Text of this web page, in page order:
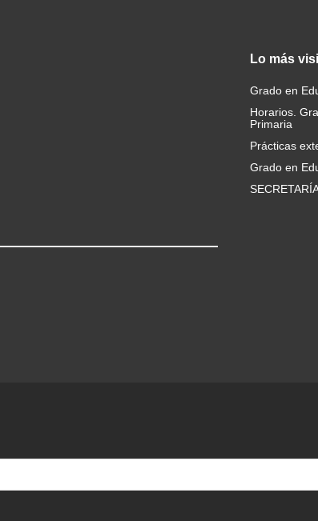
Lo más
Grado en
Horarios.
Primaria
Prácticas
Grado en